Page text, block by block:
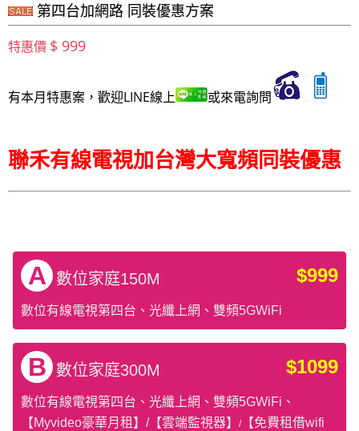
第四台加網路 同裝優惠方案
特惠價 $ 999
有本月特惠案，歡迎LINE線上 或來電詢問
聯禾有線電視加台灣大寬頻同裝優惠
$999
A 數位家庭150M
數位有線電視第四台、光纖上網、 雙頻5GWiFi
$1099
B 數位家庭300M
數位有線電視第四台、光纖上網、雙頻5GWiFi、
【Myvideo豪華月租】/【雲端監視器】
/
【免費租借wifi